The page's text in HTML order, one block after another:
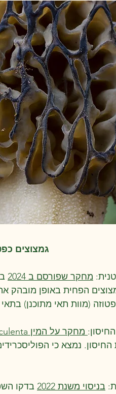
גמצוצים
מחקר שפורסם ב 2024
הפחית באופן
(מוות תאי מתוכנן)
מחקר על המין Morchella esculenta מ 2023
נמצא כי
בניסוי משנת 2022
בדקו